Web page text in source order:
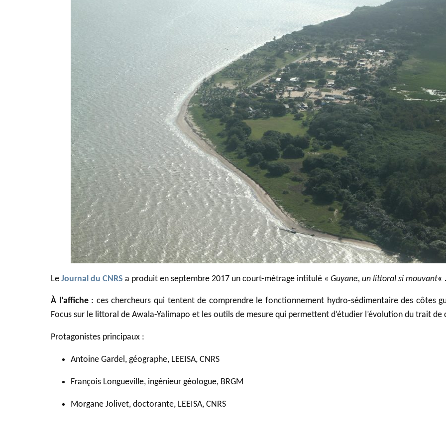
Le Journal du CNRS a produit en septembre 2017 un court-métrage intitulé « Guyane, un littoral si mouvant«
À l’affiche: ces chercheurs qui tentent de comprendre le fonctionnement hydro-sédimentaire des côtes
Focus sur le littoral de Awala-Yalimapo et les outils de mesure qui permettent d’étudier l’évolution du trait
Protagonistes principaux :
Antoine Gardel, géographe, LEEISA, CNRS
François Longueville, ingénieur géologue, BRGM
Morgane Jolivet, doctorante, LEEISA, CNRS